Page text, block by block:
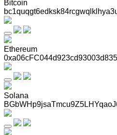
Bitcoin
Ethereum
Solana